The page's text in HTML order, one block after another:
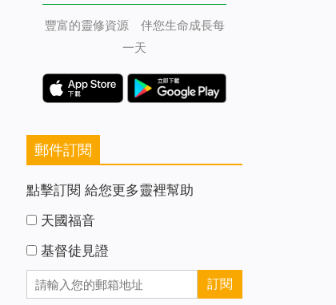
豐富的靈修資源 伴您生命成長每
一天
郵件訂閱
點擊訂閱 給您更多靈裡幫助
天國福音
基督徒見證